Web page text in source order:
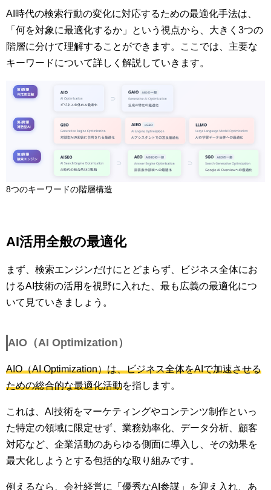
AI時代の検索行動の変化に対応するための最適化手法は、
「何を対象に最適化するか」という視点から、大きく3つの
階層に分けて理解することができます。ここでは、主要な
キーワードについて詳しく解説していきます。
8つのキーワードの階層構造
AI活用全般の最適化
まず、検索エンジンだけにとどまらず、ビジネス全体にお
けるAI技術の活用を視野に入れた、最も広義の最適化につ
いて見ていきましょう。
AIO（AI Optimization）
AIO（AI Optimization）は、ビジネス全体をAIで加速させる
ための総合的な最適化活動を指します。
これは、AI技術をマーケティングやコンテンツ制作といっ
た特定の領域に限定せず、業務効率化、データ分析、顧客
対応など、企業活動のあらゆる側面に導入し、その効果を
最大化しようとする包括的な取り組みです。
例えるなら、会社経営に「優秀なAI参謀」を迎え入れ、あ